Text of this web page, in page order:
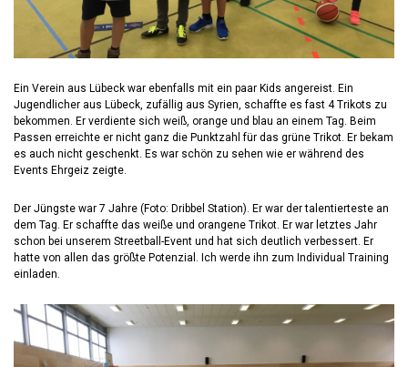
Ein Verein aus Lübeck war ebenfalls mit ein paar Kids angereist. Ein
Jugendlicher aus Lübeck, zufällig aus Syrien, schaffte es fast 4 Trikots zu
bekommen. Er verdiente sich weiß, orange und blau an einem Tag. Beim
Passen erreichte er nicht ganz die Punktzahl für das grüne Trikot. Er bekam
es auch nicht geschenkt. Es war schön zu sehen wie er während des
Events Ehrgeiz zeigte.
Der Jüngste war 7 Jahre (Foto: Dribbel Station). Er war der talentierteste an
dem Tag. Er schaffte das weiße und orangene Trikot. Er war letztes Jahr
schon bei unserem Streetball-Event und hat sich deutlich verbessert. Er
hatte von allen das größte Potenzial. Ich werde ihn zum Individual Training
einladen.